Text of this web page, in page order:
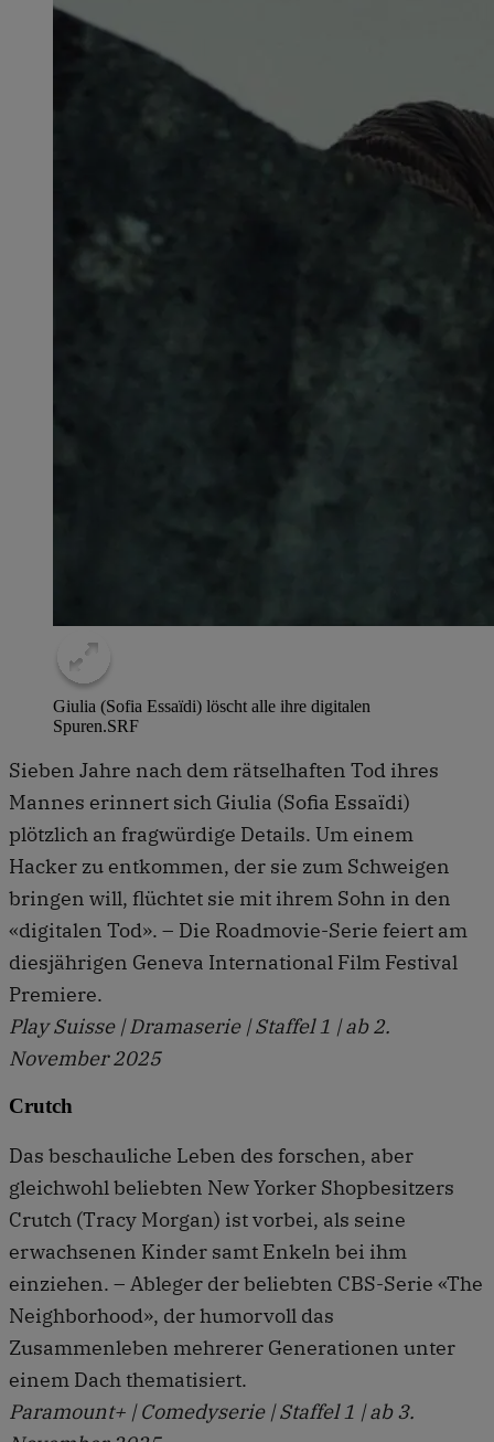
Giulia (Sofia Essaïdi) löscht alle ihre digitalen
Spuren.SRF
Sieben Jahre nach dem rätselhaften Tod ihres
Mannes erinnert sich Giulia (Sofia Essaïdi)
plötzlich an fragwürdige Details. Um einem
Hacker zu entkommen, der sie zum Schweigen
bringen will, flüchtet sie mit ihrem Sohn in den
«digitalen Tod». – Die Roadmovie-Serie feiert am
diesjährigen Geneva International Film Festival
Premiere.
Play Suisse | Dramaserie | Staffel 1 | ab 2.
November 2025
Crutch
Das beschauliche Leben des forschen, aber
gleichwohl beliebten New Yorker Shopbesitzers
Crutch (Tracy Morgan) ist vorbei, als seine
erwachsenen Kinder samt Enkeln bei ihm
einziehen. – Ableger der beliebten CBS-Serie «The
Neighborhood», der humorvoll das
Zusammenleben mehrerer Generationen unter
einem Dach thematisiert.
Paramount+ | Comedyserie | Staffel 1 | ab 3.